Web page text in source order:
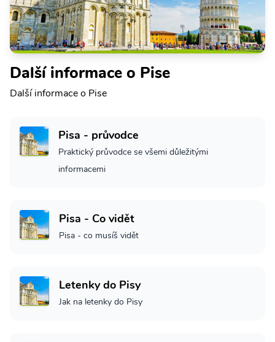
Další informace o Pise
Další informace o Pise
Pisa - průvodce
Praktický průvodce se všemi důležitými
informacemi
Pisa - Co vidět
Pisa - co musíš vidět
Letenky do Pisy
Jak na letenky do Pisy